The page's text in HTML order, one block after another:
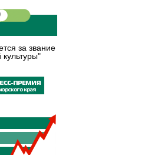
за звание